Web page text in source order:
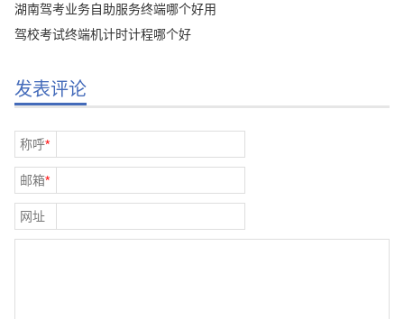
湖南驾考业务自助服务终端哪个好用
驾校考试终端机计时计程哪个好
发表评论
称呼*
邮箱*
网址